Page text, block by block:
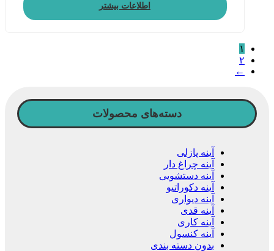
اطلاعات بیشتر
۱
۲
←
دسته‌های محصولات
آینه پازلی
آینه چراغ دار
آینه دستشویی
آینه دکوراتیو
آینه دیواری
آینه قدی
آینه کاری
آینه کنسول
بدون دسته بندی